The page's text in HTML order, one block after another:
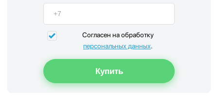
Согласен на обработку
персональных данных.